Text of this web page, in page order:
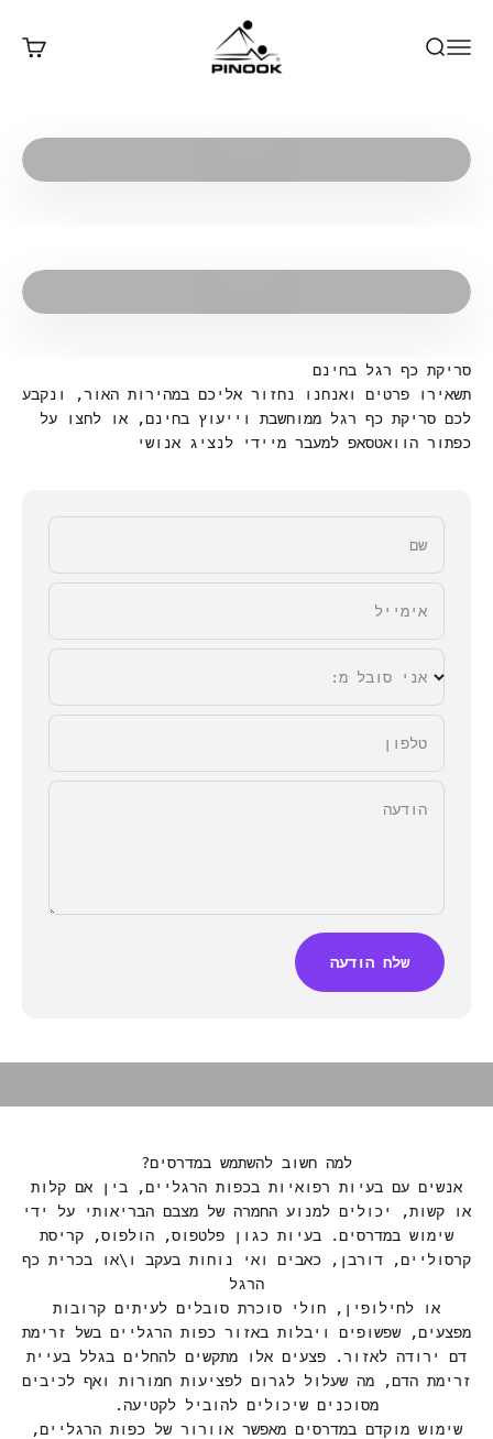
פתח תפריט ניווט
פתח חיפוש
Pinook
פתח
סריקת כף רגל בחינם
תשאירו פרטים ואנחנו נחזור אליכם במהירות האור, ונקבע
לכם סריקת כף רגל ממוחשבת וייעוץ בחינם, או לחצו על
כפתור הוואטסאפ למעבר מיידי לנציג אנושי
שם
אימייל
אני סובל מ:
טלפון
הודעה
שלח הודעה
למה חשוב להשתמש במדרסים?
אנשים עם בעיות רפואיות בכפות הרגליים, בין אם קלות
או קשות, יכולים למנוע החמרה של מצבם הבריאותי על ידי
שימוש במדרסים. בעיות כגון פלטפוס, הולפוס, קריסת
קרסוליים, דורבן, כאבים ואי נוחות בעקב ו\או בכרית כף
הרגל
או לחילופין, חולי סוכרת סובלים לעיתים קרובות
מפצעים, שפשופים ויבלות באזור כפות הרגליים בשל זרימת
דם ירודה לאזור. פצעים אלו מתקשים להחלים בגלל בעיית
זרימת הדם, מה שעלול לגרום לפציעות חמורות ואף לכיבים
מסוכנים שיכולים להוביל לקטיעה.
שימוש מוקדם במדרסים מאפשר אוורור של כפות הרגליים,